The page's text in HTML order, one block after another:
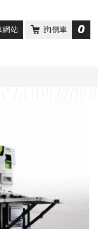
網站 詢價車 0